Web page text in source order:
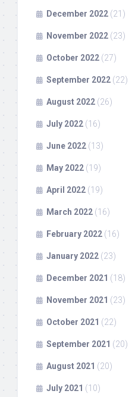
December 2022 (21)
November 2022 (23)
October 2022 (27)
September 2022 (22)
August 2022 (26)
July 2022 (16)
June 2022 (13)
May 2022 (19)
April 2022 (19)
March 2022 (16)
February 2022 (16)
January 2022 (23)
December 2021 (18)
November 2021 (23)
October 2021 (22)
September 2021 (20)
August 2021 (20)
July 2021 (10)